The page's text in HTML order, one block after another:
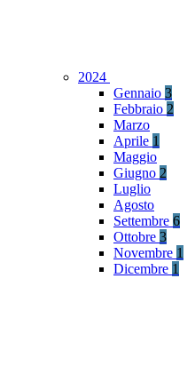
2024
Gennaio 3
Febbraio 2
Marzo
Aprile 1
Maggio
Giugno 2
Luglio
Agosto
Settembre 6
Ottobre 3
Novembre 1
Dicembre 1